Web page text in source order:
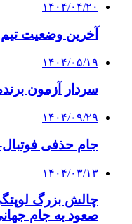
۱۴۰۴/۰۴/۲۰
آخرین وضعیت تیم
۱۴۰۴/۰۵/۱۹
سردار آزمون
۱۴۰۴/۰۹/۲۹
جام حذفی
۱۴۰۴/۰۳/۱۳
چالش بزرگ
صعود به جام